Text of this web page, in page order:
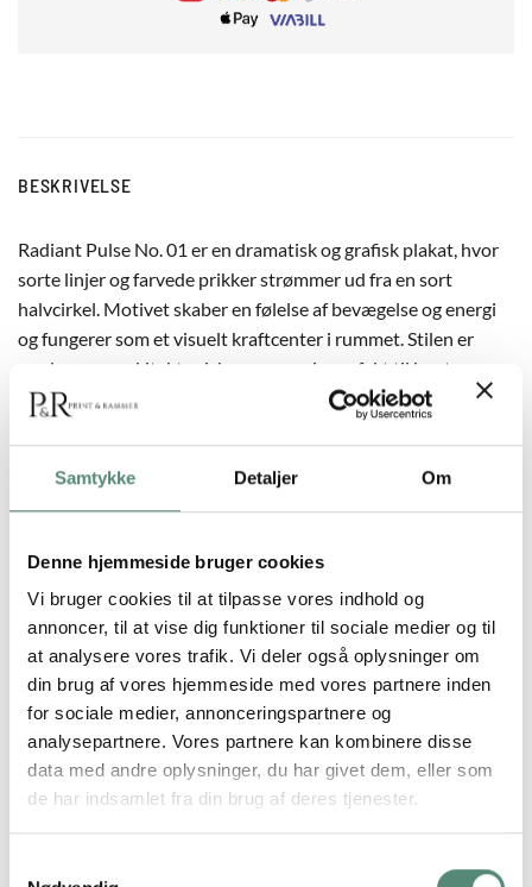
Samtykke Detaljer Om
Denne hjemmeside bruger cookies
Vi bruger cookies til at tilpasse vores indhold og
annoncer, til at vise dig funktioner til sociale medier og til
at analysere vores trafik. Vi deler også oplysninger om
din brug af vores hjemmeside med vores partnere inden
for sociale medier, annonceringspartnere og
analysepartnere. Vores partnere kan kombinere disse
data med andre oplysninger, du har givet dem, eller som
de har indsamlet fra din brug af deres tjenester.
BESKRIVELSE
Radiant Pulse No. 01 er en dramatisk og grafisk plakat, hvor
sorte linjer og farvede prikker strømmer ud fra en sort
halvcirkel. Motivet skaber en følelse af bevægelse og energi
og fungerer som et visuelt kraftcenter i rummet. Stilen er
moderne og arkitektonisk og egner sig perfekt til kontorer,
entréer eller stuer med kant. Plakaten kan hænge alene eller
kombineres med Radiant Pulse No. 02 for en dynamisk og
YDERLIGERE INFORMATION
STØRRELSE 29,7×42 cm, 42×59,4 cm, 50×70 cm
ANMELDELSER
FREMRAGENDE